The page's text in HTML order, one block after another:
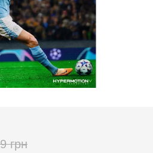
грн